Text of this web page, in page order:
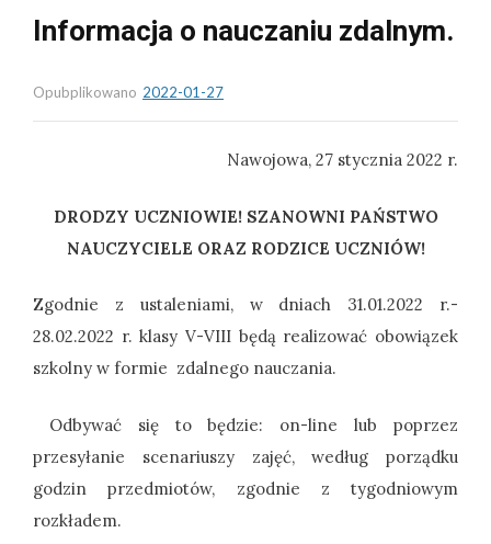
Informacja o nauczaniu zdalnym.
Opubplikowano 2022-01-27
Nawojowa, 27 stycznia 2022 r.
DRODZY UCZNIOWIE! SZANOWNI PAŃSTWO
NAUCZYCIELE ORAZ RODZICE UCZNIÓW!
Zgodnie z ustaleniami, w dniach 31.01.2022 r.-
28.02.2022 r. klasy V-VIII będą realizować obowiązek
szkolny w formie zdalnego nauczania.
Odbywać się to będzie: on-line lub poprzez
przesyłanie scenariuszy zajęć, według porządku
godzin przedmiotów, zgodnie z tygodniowym
rozkładem.